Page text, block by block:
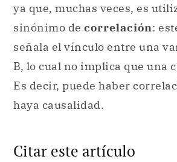
ya que, muchas veces, es
sinónimo de correlación:
señala el vínculo entre una
B, lo cual no implica que una
Es decir, puede haber
haya causalidad.
Citar este artículo